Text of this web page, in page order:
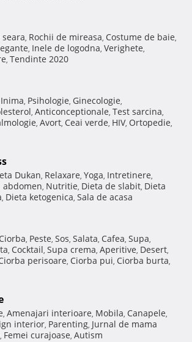
, Rochii de mireasa, Costume de baie,
, Inele de logodna, Verighete,
, Tendinte 2020
Inima, Psihologie, Ginecologie,
, Anticonceptionale, Test sarcina,
, Avort, Ceai verde, HIV, Ortopedie,
Dukan, Relaxare, Yoga, Intretinere,
abdomen, Nutritie, Dieta de slabit, Dieta
, Dieta ketogenica, Sala de acasa
Ciorba, Peste, Sos, Salata, Cafea, Supa,
, Cocktail, Supa crema, Aperitive, Desert,
perisoare, Ciorba pui, Ciorba burta,
, Amenajari interioare, Mobila, Canapele,
interior, Parenting, Jurnal de mama
, Femei curajoase, Autism